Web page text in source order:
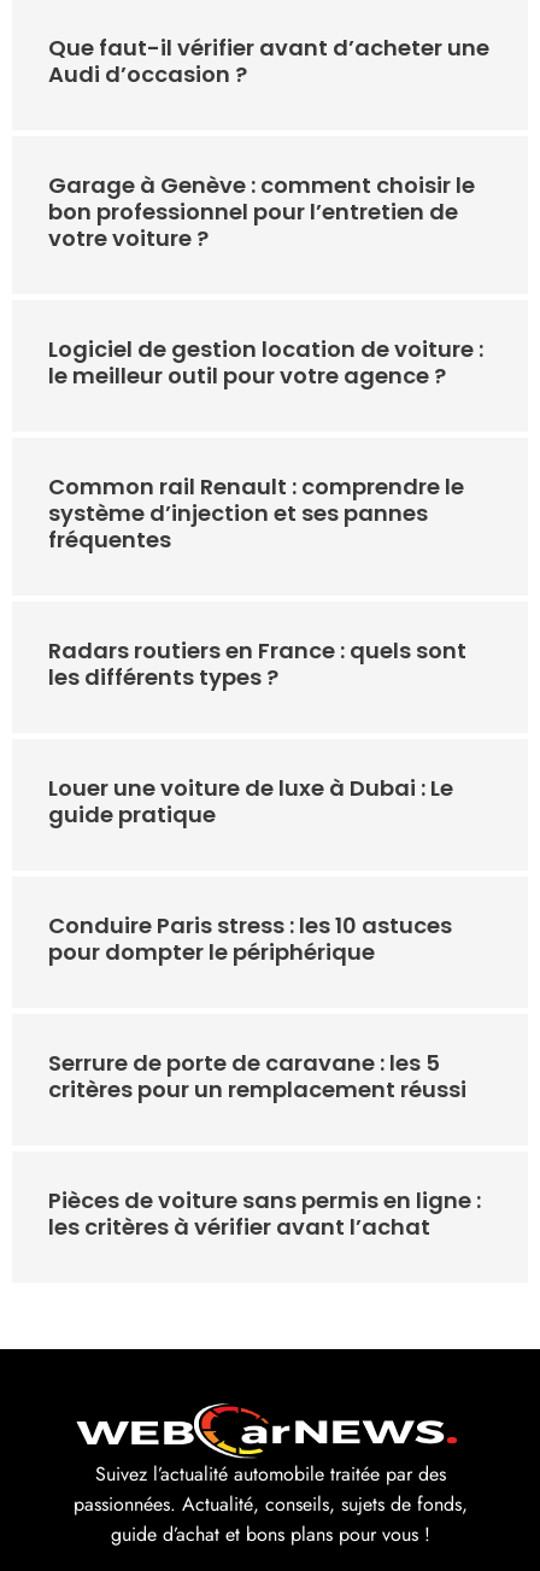
Que faut-il vérifier avant d’acheter une
Audi d’occasion ?
Garage à Genève : comment choisir le
bon professionnel pour l’entretien de
votre voiture ?
Logiciel de gestion location de voiture :
le meilleur outil pour votre agence ?
Common rail Renault : comprendre le
système d’injection et ses pannes
fréquentes
Radars routiers en France : quels sont
les différents types ?
Louer une voiture de luxe à Dubai : Le
guide pratique
Conduire Paris stress : les 10 astuces
pour dompter le périphérique
Serrure de porte de caravane : les 5
critères pour un remplacement réussi
Pièces de voiture sans permis en ligne :
les critères à vérifier avant l’achat
Suivez l’actualité automobile traitée par des
passionnées. Actualité, conseils, sujets de fonds,
guide d’achat et bons plans pour vous !